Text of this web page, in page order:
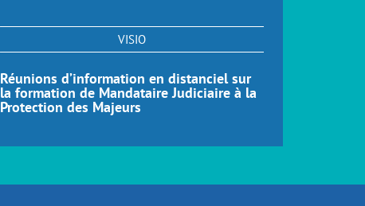
VISIO
Réunions d’information en distanciel sur
la formation de Mandataire Judiciaire à la
Protection des Majeurs